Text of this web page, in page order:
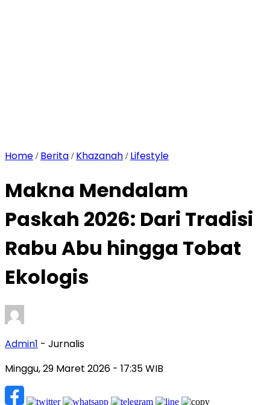
Home / Berita / Khazanah / Lifestyle
Makna Mendalam
Paskah 2026: Dari Tradisi
Rabu Abu hingga Tobat
Ekologis
Admin1 - Jurnalis
Minggu, 29 Maret 2026 - 17:35 WIB